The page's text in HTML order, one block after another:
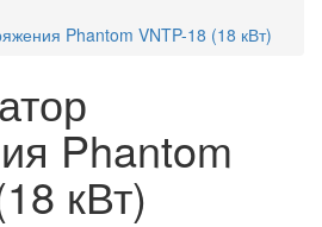
Phantom VNTP-18 (18 кВт)
Phantom
кВт)